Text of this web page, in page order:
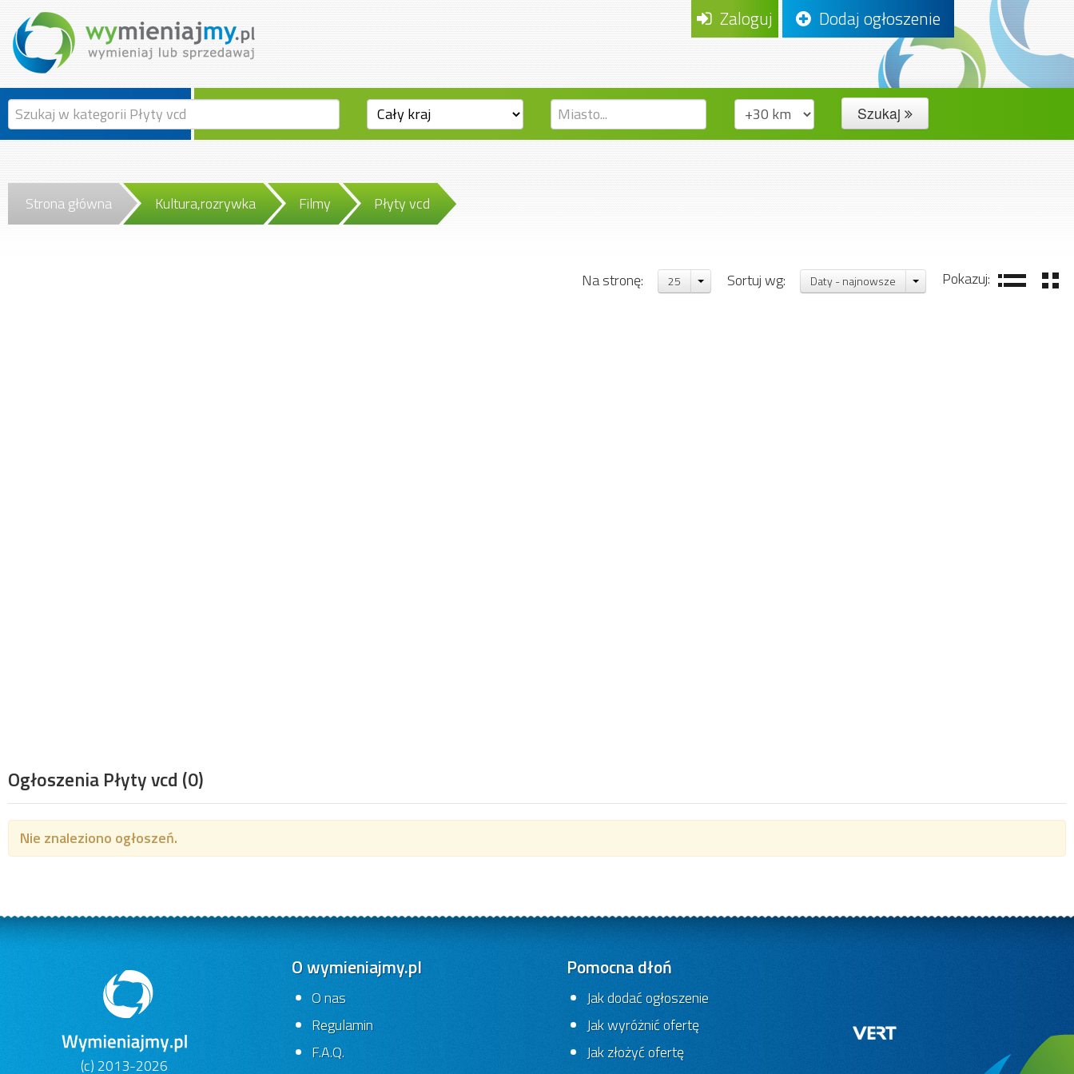
Zaloguj Dodaj ogłoszenie
Szukaj
Strona główna Kultura,rozrywka Filmy Płyty vcd
Ogłoszenia Płyty vcd (0)
Pokazuj:
Sortuj wg: Daty - najnowsze
Na stronę: 25
Nie znaleziono ogłoszeń.
(c) 2013-2026
O wymieniajmy.pl
O nas
Regulamin
F.A.Q.
Pomocna dłoń
Jak dodać ogłoszenie
Jak wyróżnić ofertę
Jak złożyć ofertę